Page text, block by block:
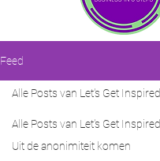
Feed
Alle Posts van Let's Get
Uit de anonimiteit komen
Alle Posts van Let's Get